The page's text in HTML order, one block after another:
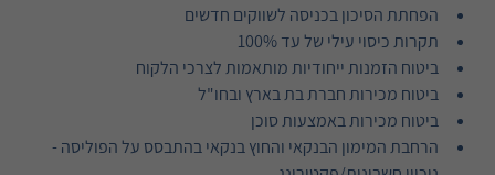
הפחתת הסיכון בכניסה לשווקים חדשים
תקרות כיסוי עילי של עד 100%
ביטוח הזמנות ייחודיות מותאמות לצרכי הלקוח
ביטוח מכירות חברת בת בארץ ובחו"ל
ביטוח מכירות באמצעות סוכן
הרחבת המימון הבנקאי והחוץ בנקאי בהתבסס על הפוליסה -